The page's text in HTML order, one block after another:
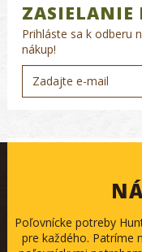
Prihláste sa k odberu
nákup!
Poľovnícke potreby
pre každého. Patríme